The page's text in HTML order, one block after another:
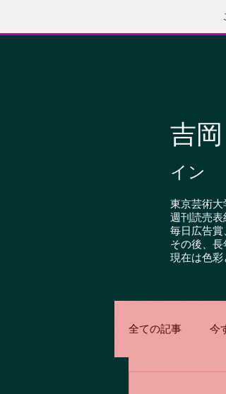
吉
イン
東京芸術大
週刊読売表
毎日広告賞
その後、
現在は色彩
全ての記事 今